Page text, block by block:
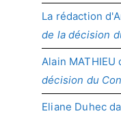
La rédaction
de la décision
Alain MATHIEU
décision du
Eliane Duhec